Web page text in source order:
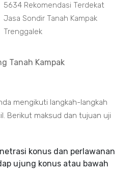
5634 Rekomendasi Terdekat
Jasa Sondir Tanah Kampak
Trenggalek
Tanah Kampak
mengikuti langkah-langkah
Berikut maksud dan tujuan uji
konus dan perlawanan
ujung konus atau bawah